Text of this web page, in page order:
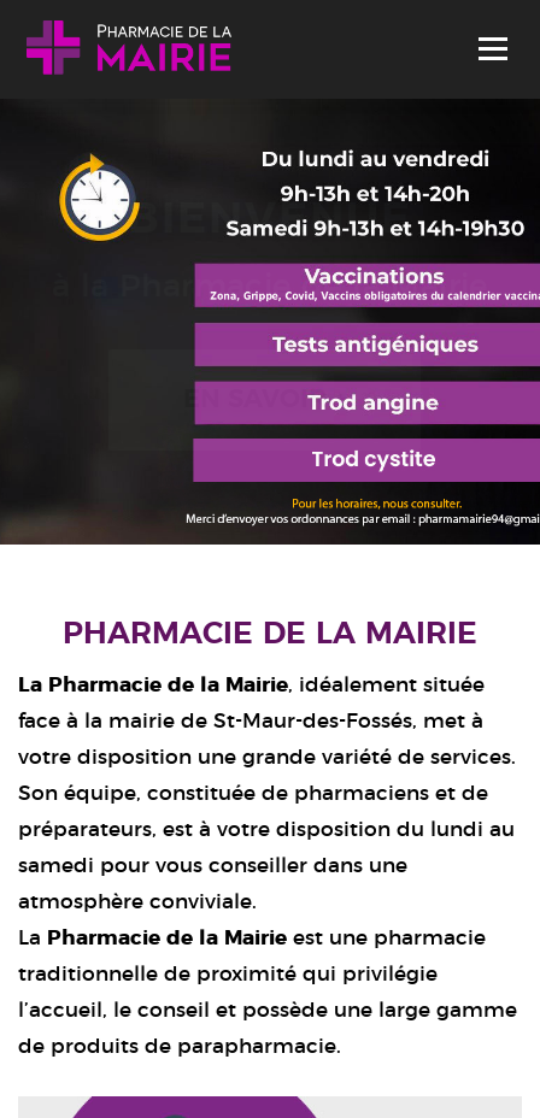
Skip to content
Menu
BIENVENUE
à la Pharmacie de la Mairie
EN SAVOIR +
PHARMACIE DE LA MAIRIE
La Pharmacie de la Mairie, idéalement située
face à la mairie de St-Maur-des-Fossés, met à
votre disposition une grande variété de services.
Son équipe, constituée de pharmaciens et de
préparateurs, est à votre disposition du lundi au
samedi pour vous conseiller dans une
atmosphère conviviale.
La
Pharmacie de la Mairie est une pharmacie
traditionnelle de proximité qui privilégie
l’accueil, le conseil et possède une large gamme
de produits de parapharmacie.